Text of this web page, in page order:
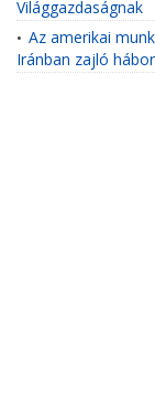
Világgazdaságnak
• Az amerikai
Iránban zajló